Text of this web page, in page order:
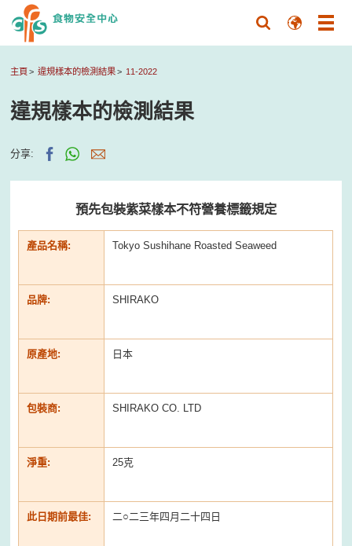
主頁 違規樣本的檢測結果 11-2022
違規樣本的檢測結果
分享:
預先包裝紫菜樣本不符營養標籤規定
產品名稱: Tokyo Sushihane Roasted Seaweed
品牌: SHIRAKO
原產地: 日本
包裝商: SHIRAKO CO. LTD
淨重: 25克
此日期前最佳: 二○二三年四月二十四日